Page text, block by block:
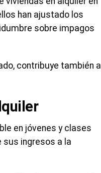
han ajustado los
sobre impagos
contribuye también a
en jóvenes y clases
sus ingresos a la